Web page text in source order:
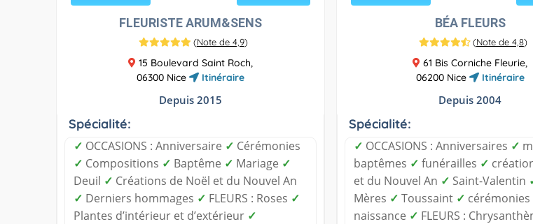
FLEURISTE ARUM&SENS
(Note de 4,9)
15 Boulevard Saint Roch,
06300 Nice
Itinéraire
Depuis 2015
Spécialité:
✓ OCCASIONS : Anniversaire ✓ Cérémonies
✓ Compositions ✓ Baptême ✓ Mariage ✓
Deuil ✓ Créations de Noël et du Nouvel An
✓ Derniers hommages ✓ FLEURS : Roses ✓
Plantes d’intérieur et d’extérieur ✓
BÉA FLEURS
(Note de 4,8)
61 Bis Corniche Fleurie,
06200 Nice
Itinéraire
Depuis 2004
Spécialité:
✓ OCCASIONS : Anniversaires ✓
baptêmes ✓ funérailles ✓
et du Nouvel An ✓ Saint-Valentin
Mères ✓ Toussaint ✓ cérémonies
naissance ✓ FLEURS :